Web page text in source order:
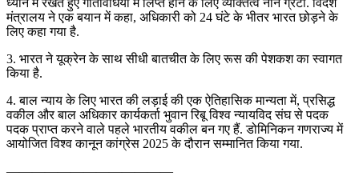
मंत्रालय ने एक बयान में कहा, अधिकारी को 24 घंटे के भीतर भारत छोड़ने के
लिए कहा गया है.
3. भारत ने यूक्रेन के साथ सीधी बातचीत के लिए रूस की पेशकश का स्वागत
किया है.
4. बाल न्याय के लिए भारत की लड़ाई की एक ऐतिहासिक मान्यता में, प्रसिद्ध
वकील और बाल अधिकार कार्यकर्ता भुवान रिबू विश्व न्यायविद संघ से पदक
पदक प्राप्त करने वाले पहले भारतीय वकील बन गए हैं. डोमिनिकन गणराज्य में
आयोजित विश्व कानून कांग्रेस 2025 के दौरान सम्मानित किया गया.
—————————————